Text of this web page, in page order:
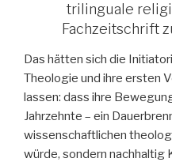
trilinguale
Fachzeitschrift
Das hätten sich die
Theologie und ihre ersten
lassen: dass ihre
Jahrzehnte – ein
wissenschaftlichen
würde, sondern nachhaltig